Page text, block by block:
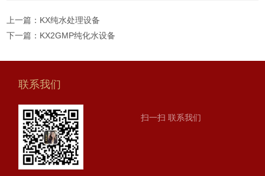
上一篇： KX纯水处理设备
下一篇： KX2GMP纯化水设备
联系我们
扫一扫 联系我们